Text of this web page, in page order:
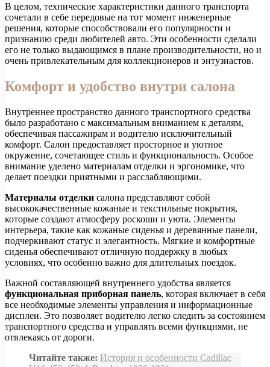
В целом, технические характеристики данного транспорта
сочетали в себе передовые на тот момент инженерные
решения, которые способствовали его популярности и
признанию среди любителей авто. Эти особенности сделали
его не только выдающимся в плане производительности, но и
очень привлекательным для коллекционеров и энтузиастов.
Комфорт и удобство внутри салона
Внутреннее пространство данного транспортного средства
было разработано с максимальным вниманием к деталям,
обеспечивая пассажирам и водителю исключительный
комфорт. Салон предоставляет просторное и уютное
окружение, сочетающее стиль и функциональность. Особое
внимание уделено материалам отделки и эргономике, что
делает поездки приятными и расслабляющими.
Материалы отделки салона представляют собой
высококачественные кожаные и текстильные покрытия,
которые создают атмосферу роскоши и уюта. Элементы
интерьера, такие как кожаные сиденья и деревянные панели,
подчеркивают статус и элегантность. Мягкие и комфортные
сиденья обеспечивают отличную поддержку в любых
условиях, что особенно важно для длительных поездок.
Важной составляющей внутреннего удобства является
функциональная приборная панель, которая включает в себя
все необходимые элементы управления и информационные
дисплеи. Это позволяет водителю легко следить за состоянием
транспортного средства и управлять всеми функциями, не
отвлекаясь от дороги.
Читайте также: История и особенности Cadillac